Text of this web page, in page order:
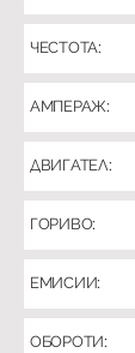
ЧЕСТОТА:
АМПЕРАЖ:
ДВИГАТЕЛ:
ГОРИВО:
ЕМИСИИ:
ОБОРОТИ: